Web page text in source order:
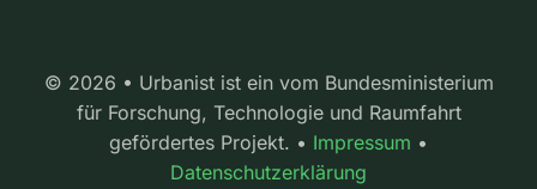
© 2026 • Urbanist ist ein vom Bundesministerium
für Forschung, Technologie und Raumfahrt
gefördertes Projekt. • Impressum •
Datenschutzerklärung